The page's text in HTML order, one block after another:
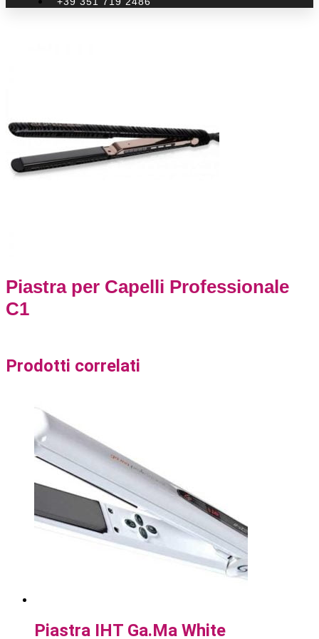
Piastra per Capelli Professionale
C1
Prodotti correlati
Piastra IHT Ga.Ma White